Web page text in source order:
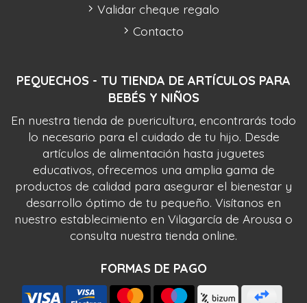
PEQUECHOS - TU TIENDA DE ARTÍCULOS PARA
BEBÉS Y NIÑOS
En nuestra tienda de puericultura, encontrarás todo
lo necesario para el cuidado de tu hijo. Desde
artículos de alimentación hasta juguetes
educativos, ofrecemos una amplia gama de
productos de calidad para asegurar el bienestar y
desarrollo óptimo de tu pequeño. Visítanos en
nuestro establecimiento en Vilagarcía de Arousa o
consulta nuestra tienda online.
FORMAS DE PAGO
Validar cheque regalo
Contacto